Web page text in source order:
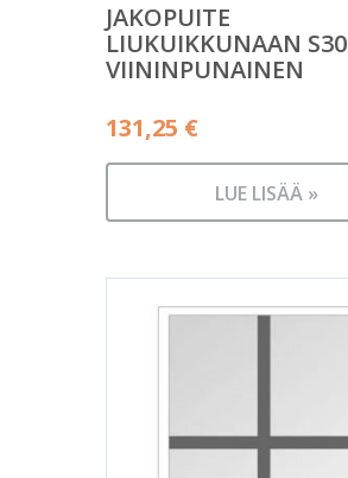
JAKOPUITE
LIUKUIKKUNAAN S30
VIININPUNAINEN
131,25 €
LUE LISÄÄ »